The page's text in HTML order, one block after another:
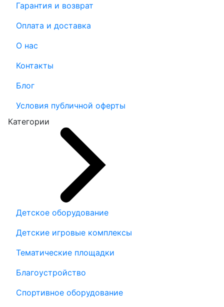
Гарантия и возврат
Оплата и доставка
О нас
Контакты
Блог
Условия публичной оферты
Категории
Детское оборудование
Детские игровые комплексы
Тематические площадки
Благоустройство
Спортивное оборудование